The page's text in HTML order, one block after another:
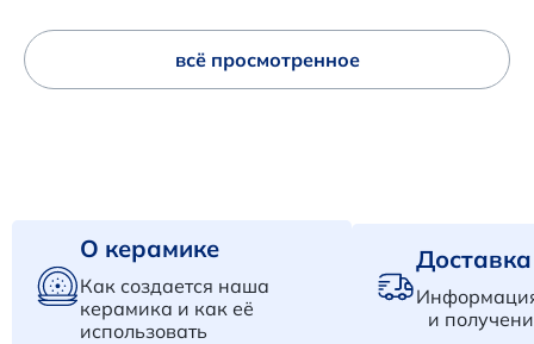
всё просмотренное
О керамике
Как создается наша
керамика и как её
использовать
и